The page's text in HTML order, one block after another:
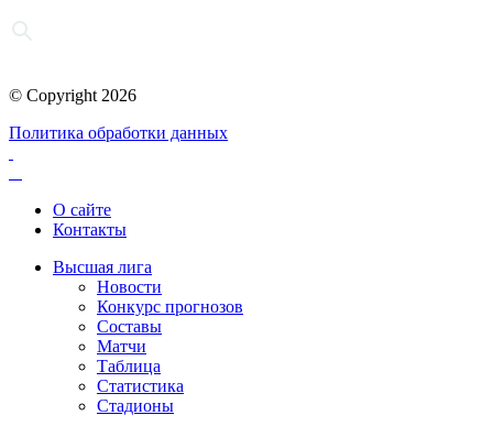
© Copyright 2026
Политика обработки данных
О сайте
Контакты
Высшая лига
Новости
Конкурс прогнозов
Составы
Матчи
Таблица
Статистика
Стадионы